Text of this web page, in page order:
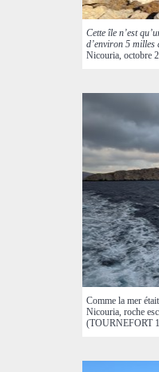
Cette île n’est
d’environ 5 milles
Nicouria, octobre
Comme la mer
Nicouria, roche
(TOURNEFORT